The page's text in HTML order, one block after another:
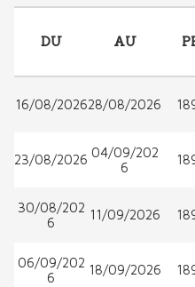
DU AU
16/08/202628/08/2026
23/08/2026 04/09/202
6
30/08/202
6
11/09/2026
06/09/202
6
18/09/2026